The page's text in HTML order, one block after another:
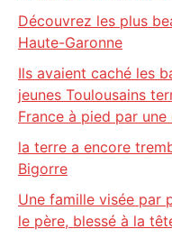
Découvrez les plus
Haute-Garonne
Ils avaient caché les
jeunes Toulousains
France à pied par
la terre a encore
Bigorre
Une famille visée par
le père, blessé à la